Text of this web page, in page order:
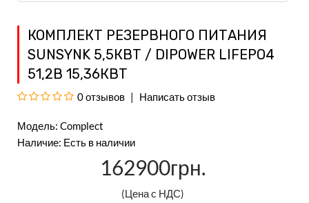
КОМПЛЕКТ РЕЗЕРВНОГО ПИТАНИЯ
SUNSYNK 5,5КВТ / DIPOWER LIFEPO4
51,2В 15,36КВТ
0 отзывов Написать отзыв
Модель: Complect
Наличие: Есть в наличии
162900грн.
(Цена с НДС)